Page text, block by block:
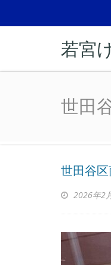
若宮
世田
世田谷
2026年2